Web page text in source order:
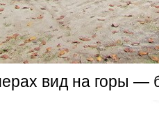
вид на горы —